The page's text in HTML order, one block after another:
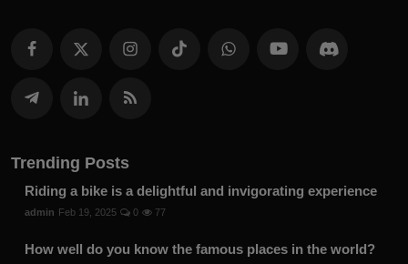
Trending Posts
Riding a bike is a delightful and invigorating experience
admin Feb 19, 2025 0 77
How well do you know the famous places in the world?